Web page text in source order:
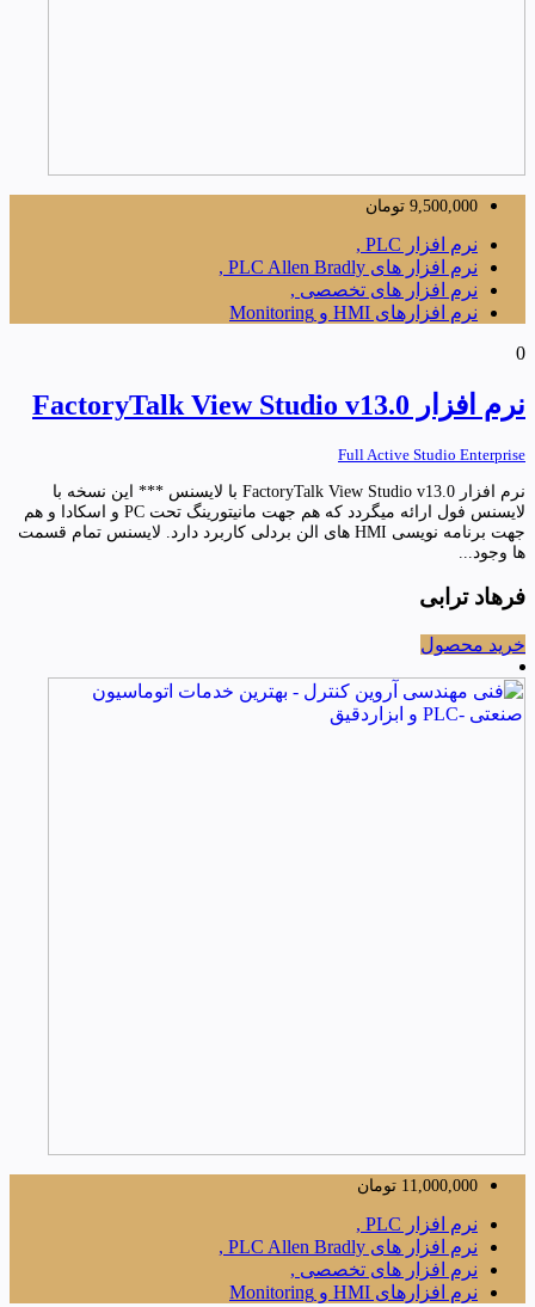
9,500,000 تومان
نرم افزار PLC ,
نرم افزار های PLC Allen Bradly ,
نرم افزار های تخصصی ,
نرم افزارهای HMI و Monitoring
0
نرم افزار FactoryTalk View Studio v13.0
Full Active Studio Enterprise
نرم افزار FactoryTalk View Studio v13.0 با لایسنس *** این نسخه با
لایسنس فول ارائه میگردد که هم جهت مانیتورینگ تحت PC و اسکادا و هم
جهت برنامه نویسی HMI های الن بردلی کاربرد دارد. لایسنس تمام قسمت
ها وجود...
فرهاد ترابی
خرید محصول
11,000,000 تومان
نرم افزار PLC ,
نرم افزار های PLC Allen Bradly ,
نرم افزار های تخصصی ,
نرم افزارهای HMI و Monitoring